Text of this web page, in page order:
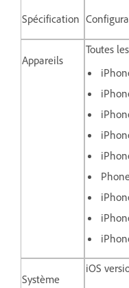
Spécification
Appareils
Toutes
Système
iOS